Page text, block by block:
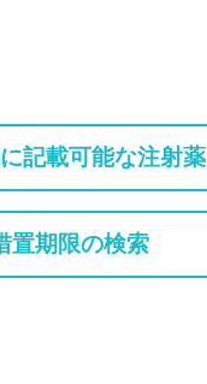
記載可能な注射薬
置期限の検索